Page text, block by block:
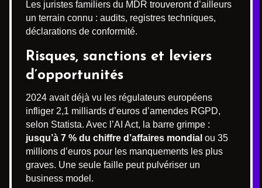
Les juristes familiers du MDR trouveront d’ailleurs
un terrain connu : audits, registres techniques,
déclarations de conformité.
Risques, sanctions et leviers
d’opportunités
2024 avait déjà vu les régulateurs européens
infliger 2,1 milliards d’euros d’amendes RGPD,
selon Statista. Avec l’AI Act, la barre grimpe :
jusqu’à 7 % du chiffre d’affaires mondial ou 35
millions d’euros pour les manquements les plus
graves. Une seule faille peut pulvériser un
business model.